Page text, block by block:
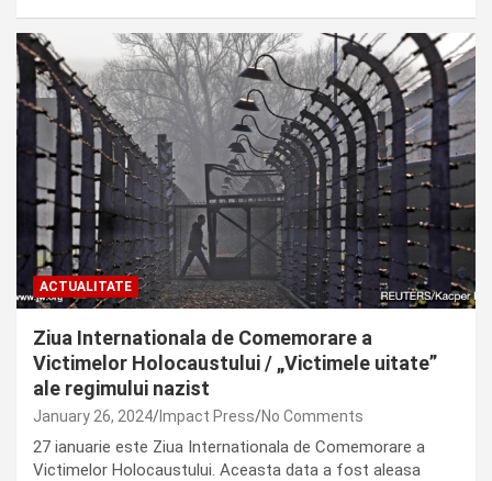
ACTUALITATE
Ziua Internationala de Comemorare a
Victimelor Holocaustului / „Victimele uitate”
ale regimului nazist
January 26, 2024 Impact Press No Comments
27 ianuarie este Ziua Internationala de Comemorare a
Victimelor Holocaustului. Aceasta data a fost aleasa